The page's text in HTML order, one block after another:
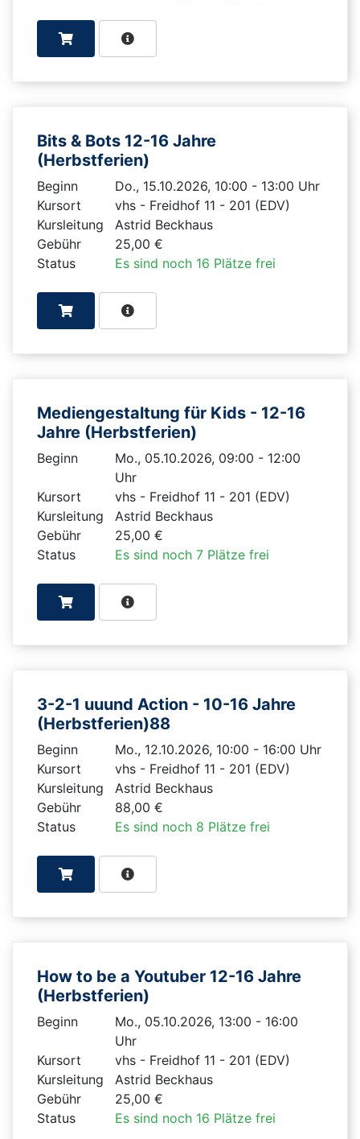
Bits & Bots 12-16 Jahre
(Herbstferien)
Beginn
Do., 15.10.2026, 10:00 - 13:00 Uhr
Kursort
vhs - Freidhof 11 - 201 (EDV)
Kursleitung
Astrid Beckhaus
Gebühr
25,00 €
Status
Es sind noch 16 Plätze frei
Mediengestaltung für Kids - 12-16
Jahre (Herbstferien)
Beginn
Mo., 05.10.2026, 09:00 - 12:00
Uhr
Kursort
vhs - Freidhof 11 - 201 (EDV)
Kursleitung
Astrid Beckhaus
Gebühr
25,00 €
Status
Es sind noch 7 Plätze frei
3-2-1 uuund Action - 10-16 Jahre
(Herbstferien)88
Beginn
Mo., 12.10.2026, 10:00 - 16:00 Uhr
Kursort
vhs - Freidhof 11 - 201 (EDV)
Kursleitung
Astrid Beckhaus
Gebühr
88,00 €
Status
Es sind noch 8 Plätze frei
How to be a Youtuber 12-16 Jahre
(Herbstferien)
Beginn
Mo., 05.10.2026, 13:00 - 16:00
Uhr
Kursort
vhs - Freidhof 11 - 201 (EDV)
Kursleitung
Astrid Beckhaus
Gebühr
25,00 €
Status
Es sind noch 16 Plätze frei